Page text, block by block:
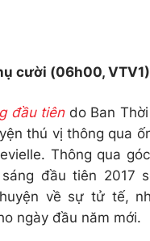
cười (06h00, VTV1)
đầu tiêndo Ban
thú vị thông qua
Thông qua
đầu tiên 2017
về sự tử tế,
ngày đầu năm mới.